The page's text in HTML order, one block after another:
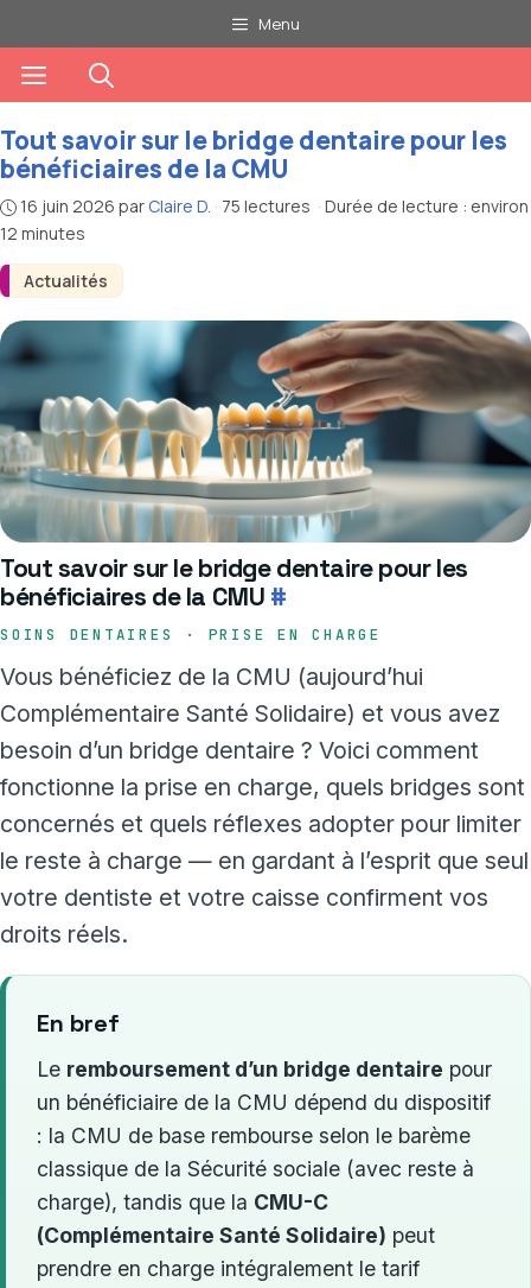
au
contenu
Menu
Menu
Actualités
Tout savoir sur le bridge dentaire pour les
bénéficiaires de la CMU
16 juin 2026 par Claire D. · 75 lectures · Durée de lecture : environ
12 minutes
Tout savoir sur le bridge dentaire pour les
bénéficiaires de la CMU #
SOINS DENTAIRES · PRISE EN CHARGE
Vous bénéficiez de la CMU (aujourd’hui
Complémentaire Santé Solidaire) et vous avez
besoin d’un bridge dentaire ? Voici comment
fonctionne la prise en charge, quels bridges sont
concernés et quels réflexes adopter pour limiter
le reste à charge — en gardant à l’esprit que seul
votre dentiste et votre caisse confirment vos
droits réels.
En bref
Le remboursement d’un bridge dentaire pour
un bénéficiaire de la CMU dépend du dispositif
: la CMU de base rembourse selon le barème
classique de la Sécurité sociale (avec reste à
charge), tandis que la CMU-C
(Complémentaire Santé Solidaire) peut
prendre en charge intégralement le tarif